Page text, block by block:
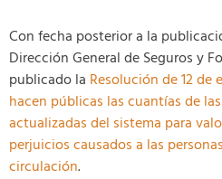
Con fecha posterior a la
Dirección General de Seguros y
publicado la Resolución de 12 de
hacen públicas las cuantías de
actualizadas del sistema para
perjuicios causados a las
circulación.